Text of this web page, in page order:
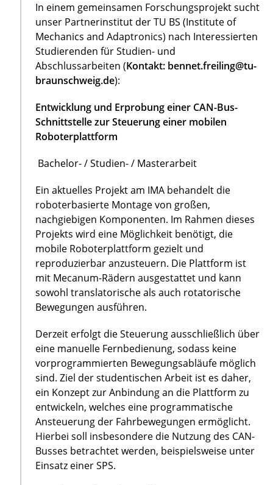
In einem gemeinsamen Forschungsprojekt sucht
unser Partnerinstitut der TU BS (Institute of
Mechanics and Adaptronics) nach Interessierten
Studierenden für Studien- und
Abschlussarbeiten (Kontakt: bennet.freiling@tu-
braunschweig.de):
Entwicklung und Erprobung einer CAN-Bus-
Schnittstelle zur Steuerung einer mobilen
Roboterplattform
Bachelor- / Studien- / Masterarbeit
Ein aktuelles Projekt am IMA behandelt die
roboterbasierte Montage von großen,
nachgiebigen Komponenten. Im Rahmen dieses
Projekts wird eine Möglichkeit benötigt, die
mobile Roboterplattform gezielt und
reproduzierbar anzusteuern. Die Plattform ist
mit Mecanum-Rädern ausgestattet und kann
sowohl translatorische als auch rotatorische
Bewegungen ausführen.
Derzeit erfolgt die Steuerung ausschließlich über
eine manuelle Fernbedienung, sodass keine
vorprogrammierten Bewegungsabläufe möglich
sind. Ziel der studentischen Arbeit ist es daher,
ein Konzept zur Anbindung an die Plattform zu
entwickeln, welches eine programmatische
Ansteuerung der Fahrbewegungen ermöglicht.
Hierbei soll insbesondere die Nutzung des CAN-
Busses betrachtet werden, beispielsweise unter
Einsatz einer SPS.